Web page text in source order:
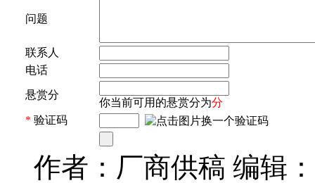
问题
联系人
电话
悬赏分
你当前可用的悬赏分为分
* 验证码
作者：厂商供稿 编辑